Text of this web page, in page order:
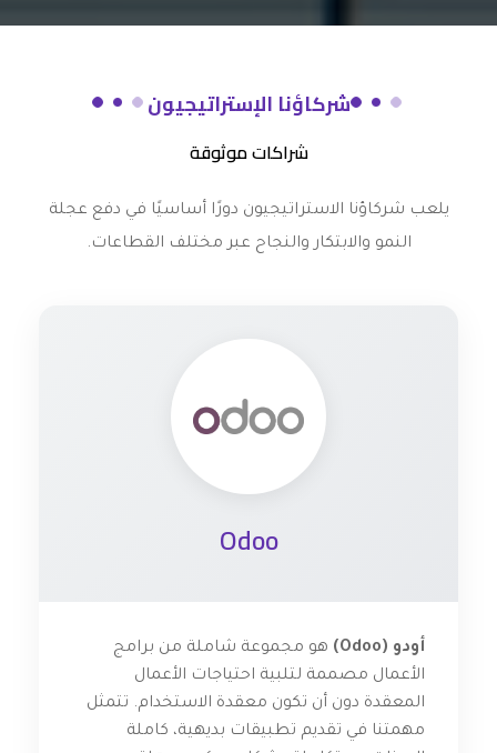
شركاؤنا الإستراتيجيون
شراكات موثوقة
يلعب شركاؤنا الاستراتيجيون دورًا أساسيًا في دفع عجلة
النمو والابتكار والنجاح عبر مختلف القطاعات.
Odoo
أودو (Odoo)
هو مجموعة شاملة من برامج
الأعمال مصممة لتلبية احتياجات الأعمال
المعقدة دون أن تكون معقدة الاستخدام. تتمثل
مهمتنا في تقديم تطبيقات بديهية، كاملة